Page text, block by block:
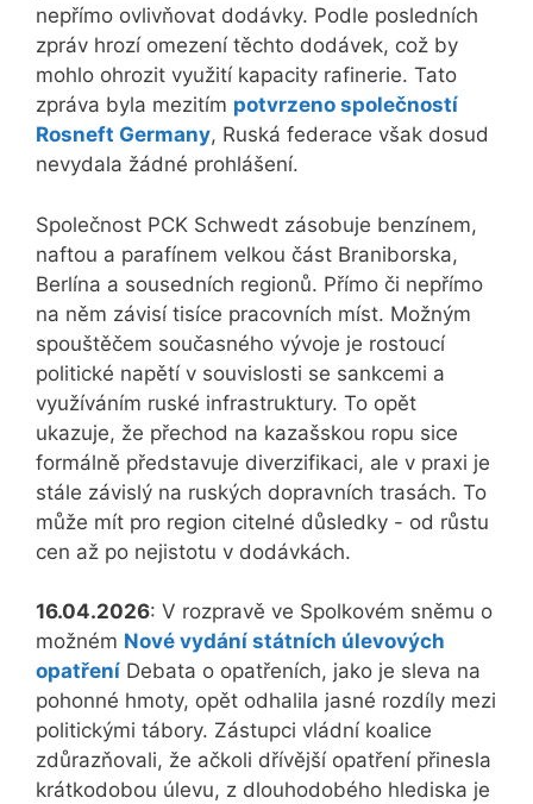
nepřímo ovlivňovat dodávky. Podle posledních
zpráv hrozí omezení těchto dodávek, což by
mohlo ohrozit využití kapacity rafinerie. Tato
zpráva byla mezitím potvrzeno společností
Rosneft Germany, Ruská federace však dosud
nevydala žádné prohlášení.
Společnost PCK Schwedt zásobuje benzínem,
naftou a parafínem velkou část Braniborska,
Berlína a sousedních regionů. Přímo či nepřímo
na něm závisí tisíce pracovních míst. Možným
spouštěčem současného vývoje je rostoucí
politické napětí v souvislosti se sankcemi a
využíváním ruské infrastruktury. To opět
ukazuje, že přechod na kazašskou ropu sice
formálně představuje diverzifikaci, ale v praxi je
stále závislý na ruských dopravních trasách. To
může mít pro region citelné důsledky - od růstu
cen až po nejistotu v dodávkách.
16.04.2026: V rozpravě ve Spolkovém sněmu o
možném Nové vydání státních úlevových
opatření Debata o opatřeních, jako je sleva na
pohonné hmoty, opět odhalila jasné rozdíly mezi
politickými tábory. Zástupci vládní koalice
zdůrazňovali, že ačkoli dřívější opatření přinesla
krátkodobou úlevu, z dlouhodobého hlediska je